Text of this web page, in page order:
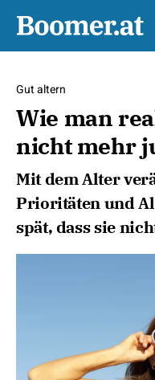
Gut altern
Wie man
nicht mehr
Mit dem Alter
Prioritäten und
spät, dass sie